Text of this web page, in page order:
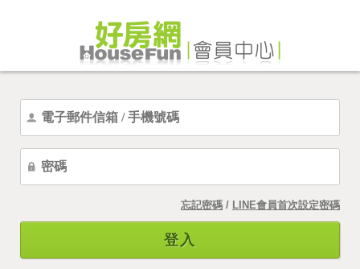
忘記密碼 / LINE會員首次設定密碼
登入